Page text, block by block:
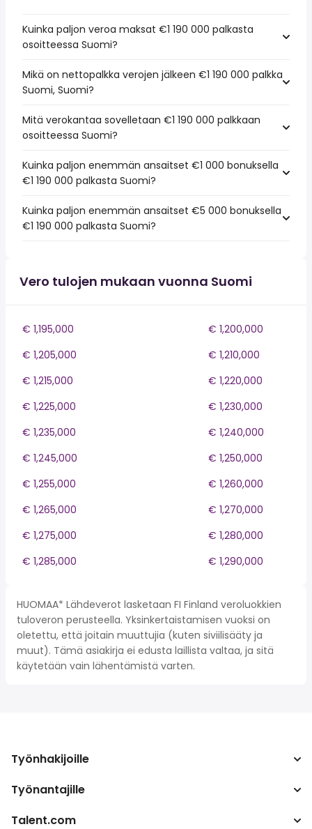
Kuinka paljon veroa maksat €1 190 000 palkasta
osoitteessa Suomi?
Mikä on nettopalkka verojen jälkeen €1 190 000 palkka
Suomi, Suomi?
Mitä verokantaa sovelletaan €1 190 000 palkkaan
osoitteessa Suomi?
Kuinka paljon enemmän ansaitset €1 000 bonuksella
€1 190 000 palkasta Suomi?
Kuinka paljon enemmän ansaitset €5 000 bonuksella
€1 190 000 palkasta Suomi?
Vero tulojen mukaan vuonna Suomi
€ 1,195,000
€ 1,200,000
€ 1,205,000
€ 1,210,000
€ 1,215,000
€ 1,220,000
€ 1,225,000
€ 1,230,000
€ 1,235,000
€ 1,240,000
€ 1,245,000
€ 1,250,000
€ 1,255,000
€ 1,260,000
€ 1,265,000
€ 1,270,000
€ 1,275,000
€ 1,280,000
€ 1,285,000
€ 1,290,000
HUOMAA* Lähdeverot lasketaan FI Finland veroluokkien
tuloveron perusteella. Yksinkertaistamisen vuoksi on
oletettu, että joitain muuttujia (kuten siviilisääty ja
muut). Tämä asiakirja ei edusta laillista valtaa, ja sitä
käytetään vain lähentämistä varten.
Työnhakijoille
Hae työpaikkoja
Työnantajille
Yritys
Talent.com